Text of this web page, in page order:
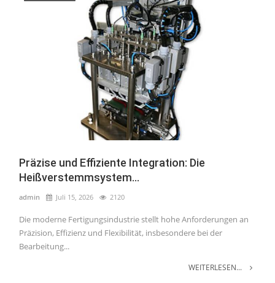
Präzise und Effiziente Integration: Die
Heißverstemmsystem...
admin Juli 15, 2026 2120
Die moderne Fertigungsindustrie stellt hohe Anforderungen an
Präzision, Effizienz und Flexibilität, insbesondere bei der
Bearbeitung...
WEITERLESEN...